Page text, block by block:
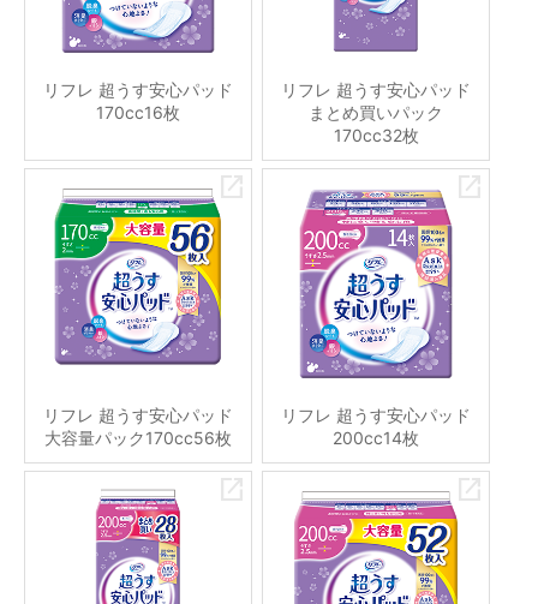
リフレ 超うす安心パッド
170cc16枚
リフレ 超うす安心パッド
まとめ買いパック
170cc32枚
リフレ 超うす安心パッド
大容量パック170cc56枚
リフレ 超うす安心パッド
200cc14枚